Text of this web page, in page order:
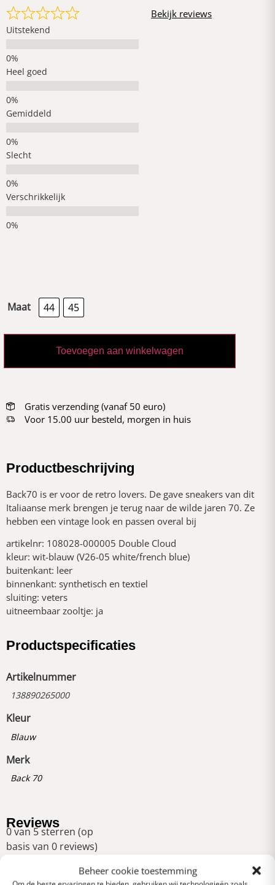
Beheer cookie toestemming
Uitstekend
Heel goed
Gemiddeld
Slecht
Verschrikkelijk
Bekijk reviews
Maat 44 45
Toevoegen aan winkelwagen
Gratis verzending (vanaf 50 euro)
Voor 15.00 uur besteld, morgen in huis
Productbeschrijving
Back70 is er voor de retro lovers. De gave sneakers van dit
Italiaanse merk brengen je terug naar de wilde jaren 70. Ze
hebben een vintage look en passen overal bij
artikelnr: 108028-000005 Double Cloud
kleur: wit-blauw (V26-05 white/french blue)
buitenkant: leer
binnenkant: synthetisch en textiel
sluiting: veters
uitneembaar zooltje: ja
Productspecificaties
Artikelnummer
138890265000
Kleur
Blauw
Merk
Back 70
Reviews
0 van 5 sterren (op
basis van 0 reviews)